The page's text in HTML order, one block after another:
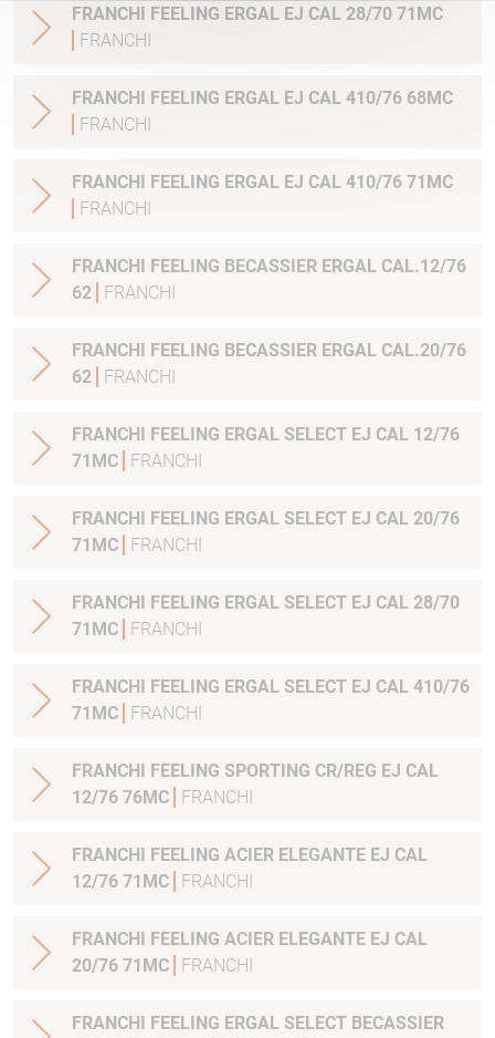
FRANCHI FEELING ERGAL EJ CAL 28/70 71MC
FRANCHI
FRANCHI FEELING ERGAL EJ CAL 410/76 68MC
FRANCHI
FRANCHI FEELING ERGAL EJ CAL 410/76 71MC
FRANCHI
FRANCHI FEELING BECASSIER ERGAL CAL.12/76
62
FRANCHI
FRANCHI FEELING BECASSIER ERGAL CAL.20/76
62
FRANCHI
FRANCHI FEELING ERGAL SELECT EJ CAL 12/76
71MC
FRANCHI
FRANCHI FEELING ERGAL SELECT EJ CAL 20/76
71MC
FRANCHI
FRANCHI FEELING ERGAL SELECT EJ CAL 28/70
71MC
FRANCHI
FRANCHI FEELING ERGAL SELECT EJ CAL 410/76
71MC
FRANCHI
FRANCHI FEELING SPORTING CR/REG EJ CAL
12/76 76MC
FRANCHI
FRANCHI FEELING ACIER ELEGANTE EJ CAL
12/76 71MC
FRANCHI
FRANCHI FEELING ACIER ELEGANTE EJ CAL
20/76 71MC
FRANCHI
FRANCHI FEELING ERGAL SELECT BECASSIER